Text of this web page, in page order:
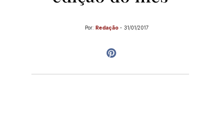
Por: Redação - 31/01/2017